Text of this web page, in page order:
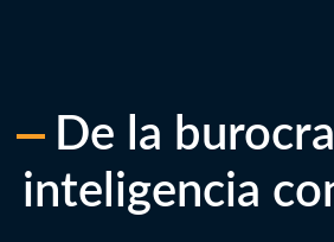
De la
inteligencia